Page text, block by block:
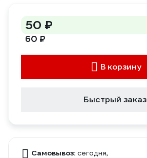
50 ₽
60 ₽
В корзину
Быстрый заказ
Самовывоз: сегодня,